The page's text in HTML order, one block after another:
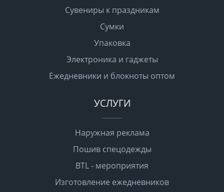
Сувениры к праздникам
Сумки
Упаковка
Электроника и гаджеты
Ежедневники и блокноты оптом
УСЛУГИ
Наружная реклама
Пошив спецодежды
BTL - мероприятия
Изготовление ежедневников